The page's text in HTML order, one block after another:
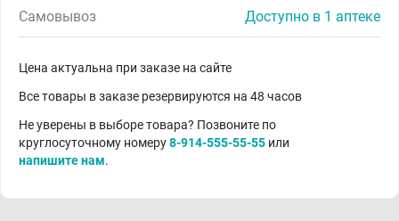
Самовывоз Доступно в 1 аптеке
Цена актуальна при заказе на сайте
Все товары в заказе резервируются на 48 часов
Не уверены в выборе товара? Позвоните по
круглосуточному номеру8-914-555-55-55 или
напишите нам.